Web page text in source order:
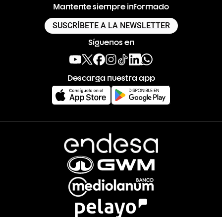
Mantente siempre informado
SUSCRÍBETE A LA NEWSLETTER
Síguenos en
Descarga nuestra app